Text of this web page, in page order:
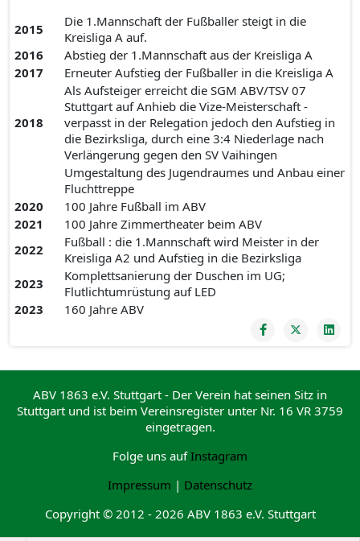
2015
Die 1.Mannschaft der Fußballer steigt in die
Kreisliga A auf.
2016
Abstieg der 1.Mannschaft aus der Kreisliga A
2017
Erneuter Aufstieg der Fußballer in die Kreisliga A
2018
Als Aufsteiger erreicht die SGM ABV/TSV 07
Stuttgart auf Anhieb die Vize-Meisterschaft -
verpasst in der Relegation jedoch den Aufstieg in
die Bezirksliga, durch eine 3:4 Niederlage nach
Verlängerung gegen den SV Vaihingen
Umgestaltung des Jugendraumes und Anbau einer
Fluchttreppe
2020
100 Jahre Fußball im ABV
2021
100 Jahre Zimmertheater beim ABV
2022
Fußball : die 1.Mannschaft wird Meister in der
Kreisliga A2 und Aufstieg in die Bezirksliga
2023
Komplettsanierung der Duschen im UG;
Flutlichtumrüstung auf LED
2023
160 Jahre ABV
ABV 1863 e.V. Stuttgart - Der Verein hat seinen Sitz in
Stuttgart und ist beim Vereinsregister unter Nr. 16 VR 3759
eingetragen.
Folge uns aufInstagram
Impressum | Datenschutz
Copyright © 2012 - 2026 ABV 1863 e.V. Stuttgart